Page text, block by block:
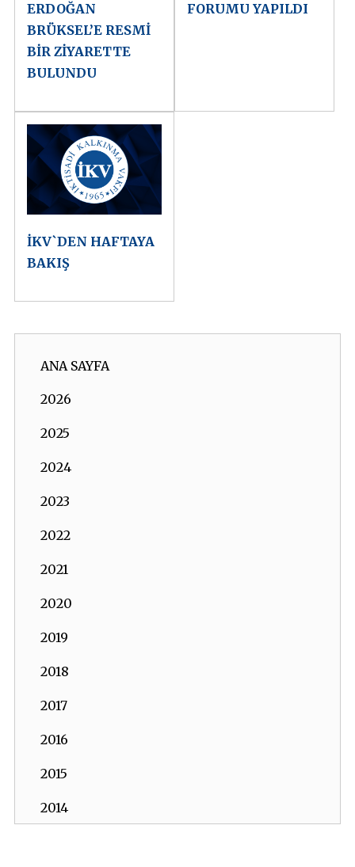
ERDOĞAN
BRÜKSEL’E RESMİ
BİR ZİYARETTE
BULUNDU
FORUMU YAPILDI
İKV`DEN HAFTAYA
BAKIŞ
ANA SAYFA
2026
2025
2024
2023
2022
2021
2020
2019
2018
2017
2016
2015
2014